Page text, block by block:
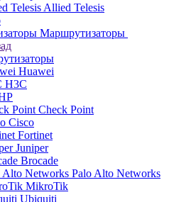
Allied Telesis
Маршрутизаторы
Huawei
H3C
Check Point
Cisco
Fortinet
Juniper
Brocade
Palo Alto Networks
MikroTik
Ubiquiti